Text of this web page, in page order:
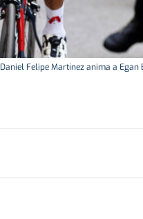
Daniel Felipe Martínez anima a